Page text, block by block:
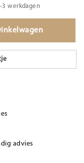
3 werkdagen
advies